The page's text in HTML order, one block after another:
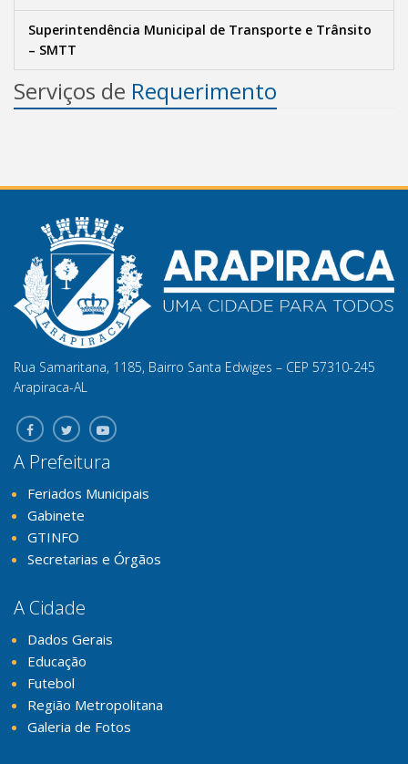
Superintendência Municipal de Transporte e Trânsito
– SMTT
Serviços de Requerimento
Rua Samaritana, 1185, Bairro Santa Edwiges – CEP 57310-245
Arapiraca-AL
A Prefeitura
Feriados Municipais
Gabinete
GTINFO
Secretarias e Órgãos
A Cidade
Dados Gerais
Educação
Futebol
Região Metropolitana
Galeria de Fotos